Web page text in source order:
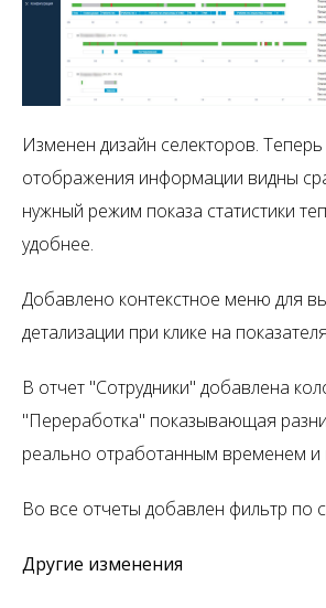
Изменен дизайн селекторов.
отображения информации видны
нужный режим показа статистики
удобнее.
Добавлено контекстное меню для
детализации при клике на
В отчет "Сотрудники" добавлена
"Переработка" показывающая
реально отработанным временем и
Во все отчеты добавлен фильтр по
Другие изменения